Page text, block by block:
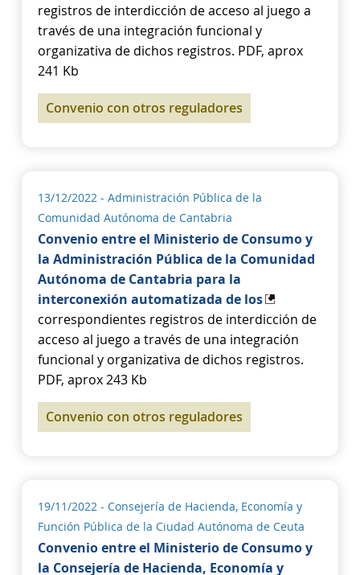
registros de interdicción de acceso al juego a
través de una integración funcional y
organizativa de dichos registros. PDF, aprox
241 Kb
Convenio con otros reguladores
13/12/2022 - Administración Pública de la
Comunidad Autónoma de Cantabria
Convenio entre el Ministerio de Consumo y
la Administración Pública de la Comunidad
Autónoma de Cantabria para la
interconexión automatizada de los
correspondientes registros de interdicción de
acceso al juego a través de una integración
funcional y organizativa de dichos registros.
PDF, aprox 243 Kb
Convenio con otros reguladores
19/11/2022 - Consejería de Hacienda, Economía y
Función Pública de la Ciudad Autónoma de Ceuta
Convenio entre el Ministerio de Consumo y
la Consejería de Hacienda, Economía y